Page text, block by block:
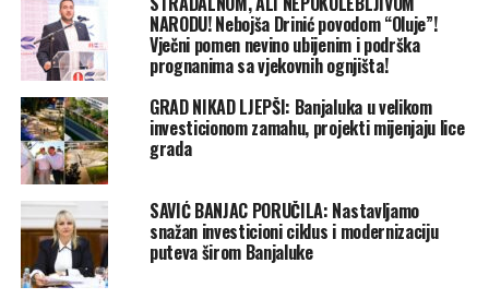
NARODU! Nebojša Drinić povodom “Oluje”!
Vječni pomen nevino ubijenim i podrška
prognanima sa vjekovnih ognjišta!
GRAD NIKAD LJEPŠI: Banjaluka u velikom
investicionom zamahu, projekti mijenjaju lice
grada
SAVIĆ BANJAC PORUČILA: Nastavljamo
snažan investicioni ciklus i modernizaciju
puteva širom Banjaluke